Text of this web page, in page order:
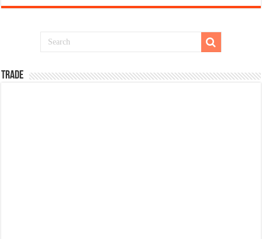
TRADE